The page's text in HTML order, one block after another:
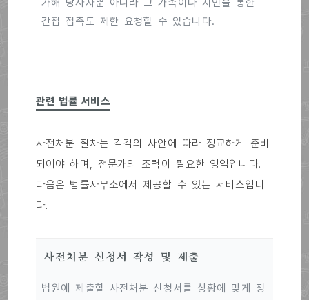
가해 당사자뿐 아니라 그 가족이나 지인을 통한
간접 접촉도 제한 요청할 수 있습니다.
관련 법률 서비스
사전처분 절차는 각각의 사안에 따라 정교하게 준비
되어야 하며, 전문가의 조력이 필요한 영역입니다.
다음은 법률사무소에서 제공할 수 있는 서비스입니
다.
사전처분 신청서 작성 및 제출
법원에 제출할 사전처분 신청서를 상황에 맞게 정